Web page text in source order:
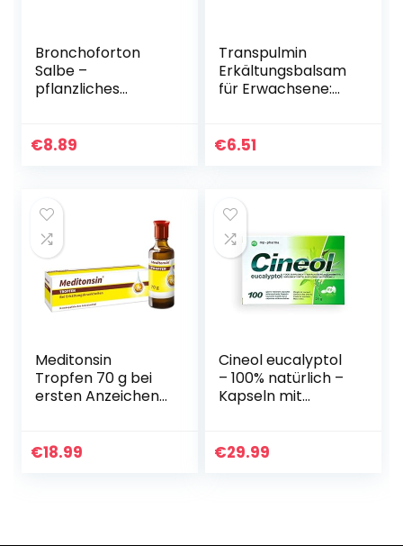
Bronchoforton
Salbe –
pflanzliches
Husten – zum
€8.89
Transpulmin
Erkältungsbalsam
für Erwachsene:
Schleimlöser-
€6.51
Meditonsin
Tropfen 70 g bei
ersten Anzeichen
Schnupfen –
€18.99
Cineol eucalyptol
– 100% natürlich –
Kapseln mit
oberen Atemwege
€29.99